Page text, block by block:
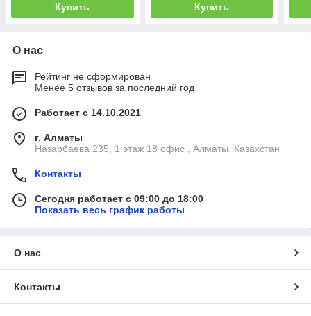
Купить Купить
О нас
Рейтинг не сформирован
Менее 5 отзывов за последний год
Работает с 14.10.2021
г. Алматы
Назарбаева 235, 1 этаж 18 офис , Алматы, Казахстан
Контакты
Сегодня работает с 09:00 до 18:00
Показать весь график работы
О нас
Контакты